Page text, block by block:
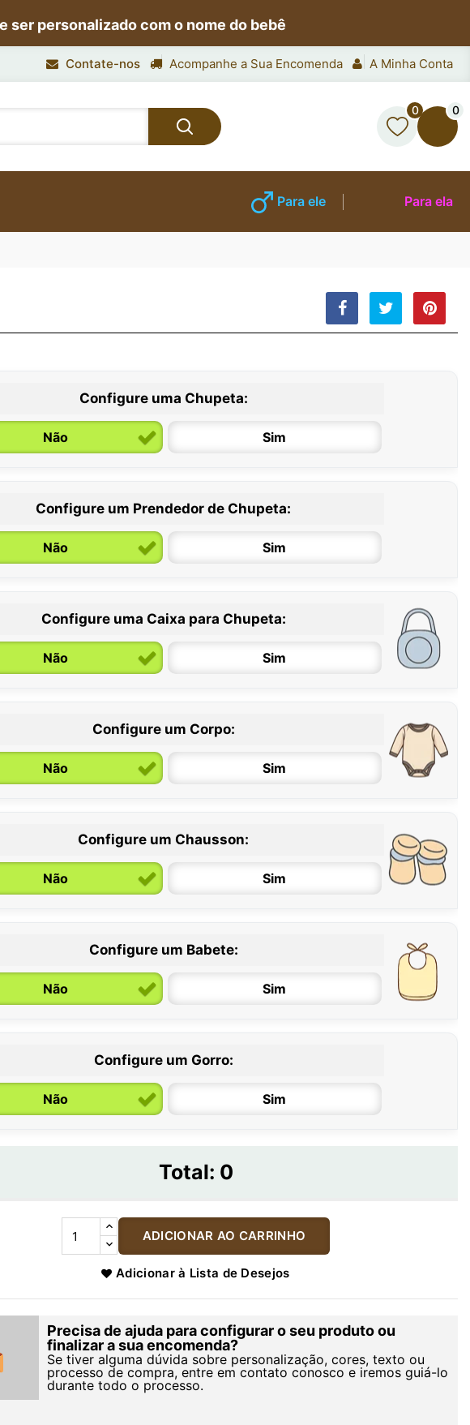
ser personalizado com o nome do bebê
Contate-nos Acompanhe a Sua Encomenda A Minha Conta
0 0
Para ele Para ela
Configure uma Chupeta:
Não Sim
0 / 6 meses
Configure um Prendedor de Chupeta:
Não Sim
Configure uma Caixa para Chupeta:
Não Sim
Configure um Corpo:
Não Sim
6 / 12 meses 12 / 18 meses
Configure um Chausson:
Não Sim
Configure um Babete:
Não Sim
Configure um Gorro:
Não Sim
Total: 0
ADICIONAR AO CARRINHO
Adicionar à Lista de Desejos
Precisa de ajuda para configurar o seu produto ou
finalizar a sua encomenda?
Se tiver alguma dúvida sobre personalização, cores, texto ou
processo de compra, entre em contato conosco e iremos guiá-lo
durante todo o processo.